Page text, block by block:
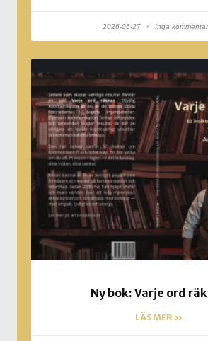
2026-06-27 Inga
Ny bok: Varje ord
LÄS MER »